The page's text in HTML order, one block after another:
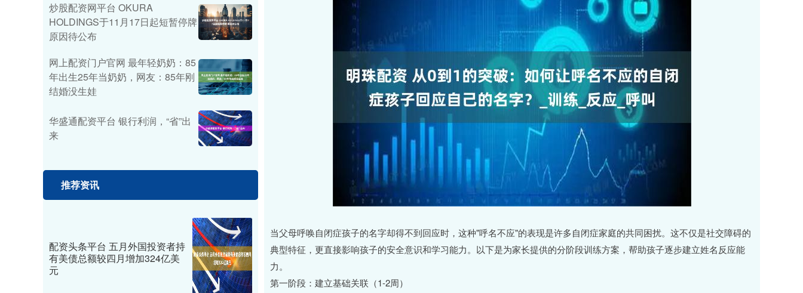
当父母呼唤自闭症孩子的名字却得不到回应时，这种"呼名不应"的表现是许多自闭症家庭的共同困扰。这不仅是社交障碍的
典型特征，更直接影响孩子的安全意识和学习能力。以下是为家长提供的分阶段训练方案，帮助孩子逐步建立姓名反应能
力。
第一阶段：建立基础关联（1-2周）
炒股配资网平台 OKURA
HOLDINGS于11月17日起短暂停牌
原因待公布
网上配资门户官网 最年轻奶奶：85
年出生25年当奶奶，网友：85年刚
结婚没生娃
华盛通配资平台 银行利润，“省”出
来
推荐资讯
配资头条平台 五月外国投资者持
有美债总额较四月增加324亿美
元